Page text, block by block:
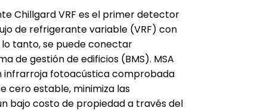
Chillgard VRF es el primer detector
de refrigerante variable (VRF) con
lo tanto, se puede conectar
de gestión de edificios (BMS). MSA
infrarroja fotoacústica comprobada
cero estable, minimiza las
bajo costo de propiedad a través del